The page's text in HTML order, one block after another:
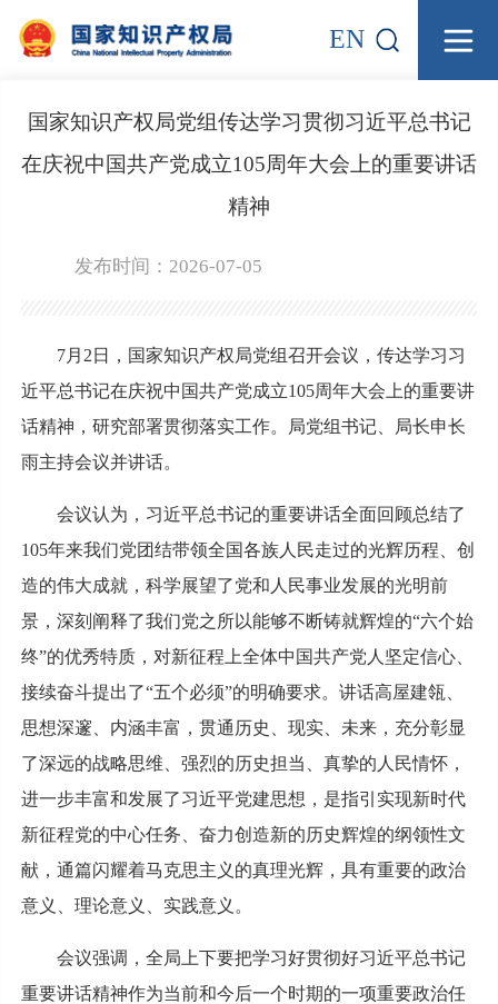
EN
国家知识产权局党组传达学习贯彻习近平总书记
在庆祝中国共产党成立105周年大会上的重要讲话
精神
发布时间：2026-07-05
7月2日，国家知识产权局党组召开会议，传达学习习
近平总书记在庆祝中国共产党成立105周年大会上的重要讲
话精神，研究部署贯彻落实工作。局党组书记、局长申长
雨主持会议并讲话。
会议认为，习近平总书记的重要讲话全面回顾总结了
105年来我们党团结带领全国各族人民走过的光辉历程、创
造的伟大成就，科学展望了党和人民事业发展的光明前
景，深刻阐释了我们党之所以能够不断铸就辉煌的“六个始
终”的优秀特质，对新征程上全体中国共产党人坚定信心、
接续奋斗提出了“五个必须”的明确要求。讲话高屋建瓴、
思想深邃、内涵丰富，贯通历史、现实、未来，充分彰显
了深远的战略思维、强烈的历史担当、真挚的人民情怀，
进一步丰富和发展了习近平党建思想，是指引实现新时代
新征程党的中心任务、奋力创造新的历史辉煌的纲领性文
献，通篇闪耀着马克思主义的真理光辉，具有重要的政治
意义、理论意义、实践意义。
会议强调，全局上下要把学习好贯彻好习近平总书记
重要讲话精神作为当前和今后一个时期的一项重要政治任